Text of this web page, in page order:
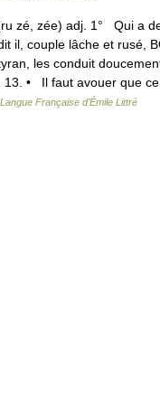
zé, zée) adj. 1° Qui a
il, couple lâche et rusé,
les conduit
13. • Il faut avouer que
Française d'Émile Littré